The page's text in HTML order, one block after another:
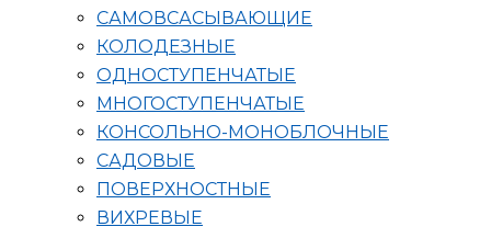
САМОВСАСЫВАЮЩИЕ
КОЛОДЕЗНЫЕ
ОДНОСТУПЕНЧАТЫЕ
МНОГОСТУПЕНЧАТЫЕ
КОНСОЛЬНО-МОНОБЛОЧНЫЕ
САДОВЫЕ
ПОВЕРХНОСТНЫЕ
ВИХРЕВЫЕ